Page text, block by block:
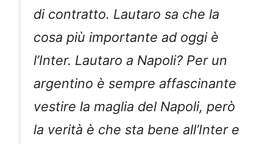
di contratto. Lautaro sa che la
cosa più importante ad oggi è
l’Inter. Lautaro a Napoli? Per un
argentino è sempre affascinante
vestire la maglia del Napoli, però
la verità è che sta bene all’Inter e